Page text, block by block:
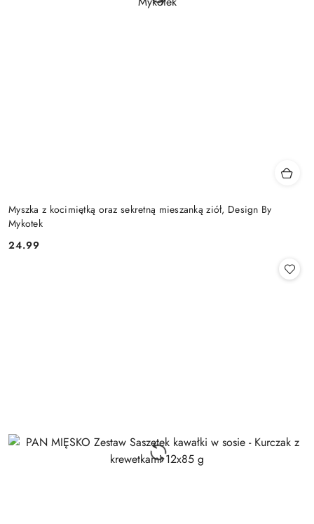
Myszka z kocimiętką oraz sekretną mieszanką ziół, Design By
Mykotek
Cena:
24.99